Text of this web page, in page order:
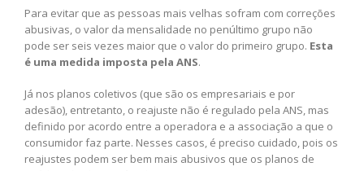
Para evitar que as pessoas mais velhas sofram com correções
abusivas, o valor da mensalidade no penúltimo grupo não
pode ser seis vezes maior que o valor do primeiro grupo. Esta
é uma medida imposta pela ANS.
Já nos planos coletivos (que são os empresariais e por
adesão), entretanto, o reajuste não é regulado pela ANS, mas
definido por acordo entre a operadora e a associação a que o
consumidor faz parte. Nesses casos, é preciso cuidado, pois os
reajustes podem ser bem mais abusivos que os planos de